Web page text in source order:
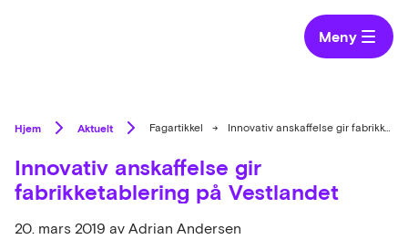
Meny
Hjem Aktuelt Fagartikkel → Innovativ anskaffelse gir fabrikketablering på Vestlandet
Innovativ anskaffelse gir
fabrikketablering på Vestlandet
20. mars 2019 av Adrian Andersen